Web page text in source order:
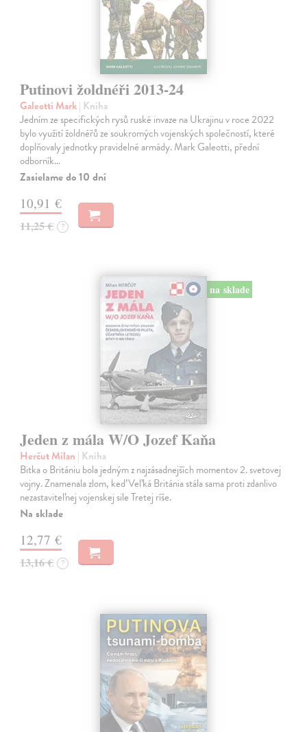
Putinovi žoldnéři 2013-24
Galeotti Mark| Kniha
Jedním ze specifických rysů ruské invaze na Ukrajinu v roce 2022
bylo využití žoldnéřů ze soukromých vojenských společností, které
doplňovaly jednotky pravidelné armády. Mark Galeotti, přední
odborník…
Zasielame do 10 dní
10,91 €
11,25 € ?
na sklade
Jeden z mála W/O Jozef Kaňa
Herčut Milan | Kniha
Bitka o Britániu bola jedným z najzásadnejších momentov 2. svetovej
vojny. Znamenala zlom, keď Veľká Británia stála sama proti zdanlivo
nezastaviteľnej vojenskej sile Tretej ríše.
Na sklade
12,77 €
13,16 € ?